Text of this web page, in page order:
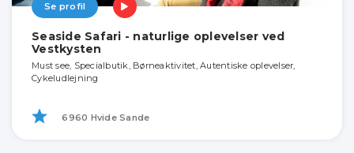
Se profil
Seaside Safari - naturlige oplevelser ved
Vestkysten
Must see, Specialbutik, Børneaktivitet, Autentiske oplevelser,
Cykeludlejning
6960 Hvide Sande